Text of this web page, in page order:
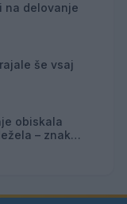
na delovanje
še vsaj
obiskala
– znak